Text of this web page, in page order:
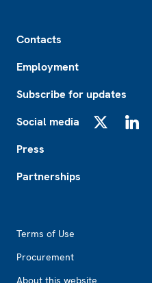
Contacts
Employment
Subscribe for updates
Social media
Press
Partnerships
Terms of Use
Procurement
About this website